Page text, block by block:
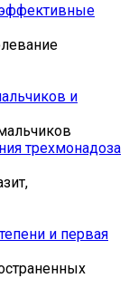
и
трехмонадоза
и первая